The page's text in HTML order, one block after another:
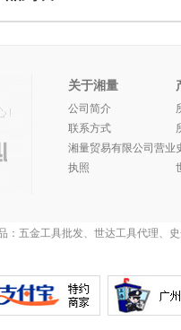
关于湘量
公司简介
联系方式
湘量贸易有限公司营业
执照
：五金工具批发、世达工具代理、